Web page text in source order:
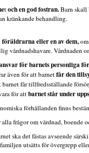
toch en god fostran.Barn skall
kränkande behandling.
eller en av dem,
vårdnadshavare. Vårdnaden
för barnets personliga
även för att barnetfår den
barnet får tillfredsställande
för attbarnet står under
förhållanden finns
frågor om vårdnad, boende
ska det fästas avseende
utsätts för övergrepp